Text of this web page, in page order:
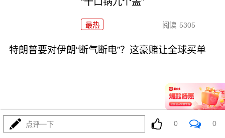
最热 阅读 5305
特朗普要对伊朗“断气断电”？这豪赌让全球买单
最热 阅读 4452
点评一下 0 0